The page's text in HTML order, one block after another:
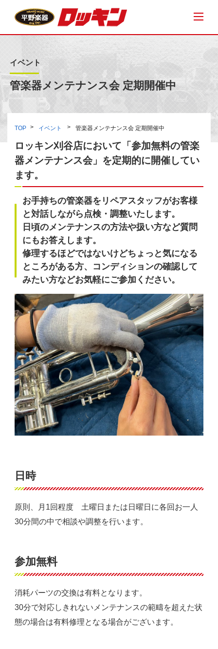
イベント
管楽器メンテナンス会 定期開催中
TOP イベント 管楽器メンテナンス会 定期開催中
ロッキン刈谷店において「参加無料の管楽
器メンテナンス会」を定期的に開催してい
ます。
お手持ちの管楽器をリペアスタッフがお客様
と対話しながら点検・調整いたします。
日頃のメンテナンスの方法や扱い方など質問
にもお答えします。
修理するほどではないけどちょっと気になる
ところがある方、コンディションの確認して
みたい方などお気軽にご参加ください。
日時
原則、月1回程度 土曜日または日曜日に各回お一人
30分間の中で相談や調整を行います。
参加無料
消耗パーツの交換は有料となります。
30分で対応しきれないメンテナンスの範疇を超えた状
態の場合は有料修理となる場合がございます。